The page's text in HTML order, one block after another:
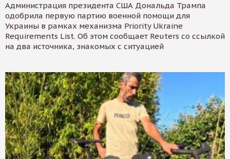
Администрация президента США Дональда Трампа
одобрила первую партию военной помощи для
Украины в рамках механизма Priority Ukraine
Requirements List. Об этом сообщает Reuters со ссылкой
на два источника, знакомых с ситуацией